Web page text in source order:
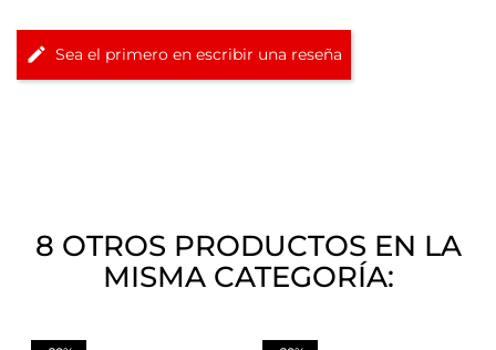
Sea el primero en escribir una reseña
8 OTROS PRODUCTOS EN LA
MISMA CATEGORÍA: